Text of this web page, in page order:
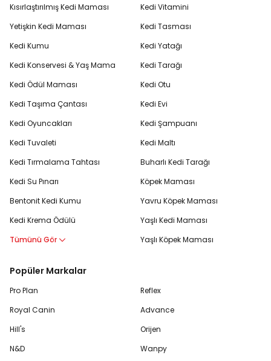
Kısırlaştırılmış Kedi Maması
Yetişkin Kedi Maması
Kedi Kumu
Kedi Konservesi & Yaş Mama
Kedi Ödül Maması
Kedi Taşıma Çantası
Kedi Oyuncakları
Kedi Tuvaleti
Kedi Tırmalama Tahtası
Kedi Su Pınarı
Bentonit Kedi Kumu
Kedi Krema Ödülü
Tümünü Gör
Kedi Vitamini
Kedi Tasması
Kedi Yatağı
Kedi Tarağı
Kedi Otu
Kedi Evi
Kedi Şampuanı
Kedi Maltı
Buharlı Kedi Tarağı
Köpek Maması
Yavru Köpek Maması
Yaşlı Kedi Maması
Yaşlı Köpek Maması
Popüler Markalar
Pro Plan
Royal Canin
Hill's
N&D
Reflex
Advance
Orijen
Wanpy